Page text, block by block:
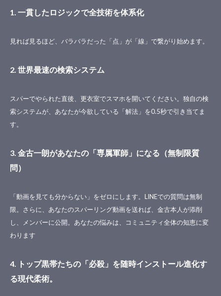
1. 一貫したロジックで全技術を体系化
見れば見るほど、バラバラだった「点」が「線」で繋がり始めます。
2. 世界最速の検索システム
スパーでやられた直後、更衣室でスマホを開いてください。独自の検
索システムが、あなたが今欲している「解法」を0.5秒で引き当てま
す。
3. 金古一朗があなたの「専属軍師」になる（無制限質
問）
「動画を見ても分からない」をゼロにします。LINEでの質問は無制
限。さらに、あなたのスパーリング動画を送れば、金古本人が添削
し、メンバーに公開。あなたの悩みは、コミュニティ全体の知恵に変
わります
4. トップ黒帯たちの「必殺」を随時インストール進化す
る現代柔術。